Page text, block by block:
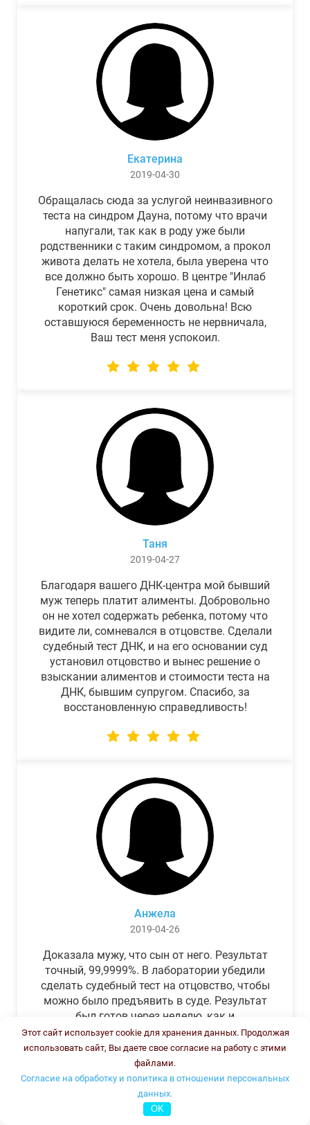
Екатерина
2019-04-30
Обращалась сюда за услугой неинвазивного
теста на синдром Дауна, потому что врачи
напугали, так как в роду уже были
родственники с таким синдромом, а прокол
живота делать не хотела, была уверена что
все должно быть хорошо. В центре "Инлаб
Генетикс" самая низкая цена и самый
короткий срок. Очень довольна! Всю
оставшуюся беременность не нервничала,
Ваш тест меня успокоил.
Таня
2019-04-27
Благодаря вашего ДНК-центра мой бывший
муж теперь платит алименты. Добровольно
он не хотел содержать ребенка, потому что
видите ли, сомневался в отцовстве. Сделали
судебный тест ДНК, и на его основании суд
установил отцовство и вынес решение о
взыскании алиментов и стоимости теста на
ДНК, бывшим супругом. Спасибо, за
восстановленную справедливость!
Анжела
2019-04-26
Доказала мужу, что сын от него. Результат
точный, 99,9999%. В лаборатории убедили
сделать судебный тест на отцовство, чтобы
можно было предъявить в суде. Результат
был готов через неделю, как и
обещали.Теперь муж бегает и извиняется.
Этот сайт использует cookie для хранения данных. Продолжая
использовать сайт, Вы даете свое согласие на работу с этими
файлами.
Согласие на обработку и политика в отношении персональных
данных.
OK